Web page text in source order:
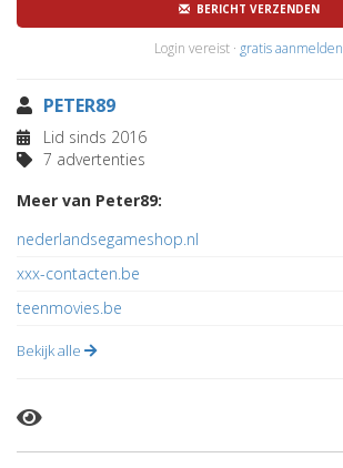
BERICHT VERZENDEN
Login vereist · gratis aanmelden
PETER89
Lid sinds 2016
7 advertenties
Meer van Peter89:
nederlandsegameshop.nl
xxx-contacten.be
teenmovies.be
Bekijk alle